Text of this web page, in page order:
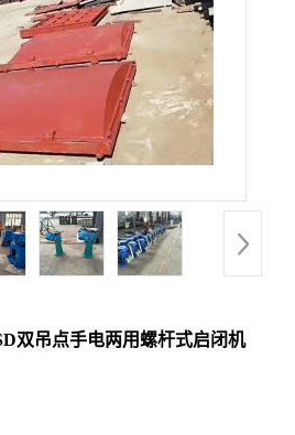
双吊点手电两用螺杆式启闭机